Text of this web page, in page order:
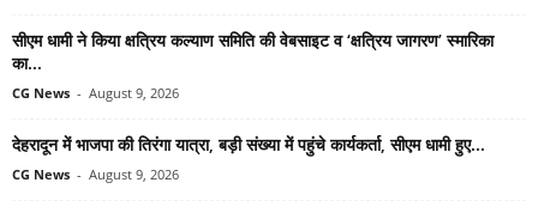
सीएम धामी ने किया क्षत्रिय कल्याण समिति की वेबसाइट व ‘क्षत्रिय जागरण’ स्मारिका
का...
CG News - August 9, 2026
देहरादून में भाजपा की तिरंगा यात्रा, बड़ी संख्या में पहुंचे कार्यकर्ता, सीएम धामी हुए...
CG News - August 9, 2026